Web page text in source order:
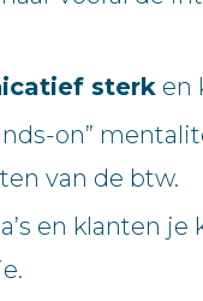
sterk en
on”
van de btw.
en klanten